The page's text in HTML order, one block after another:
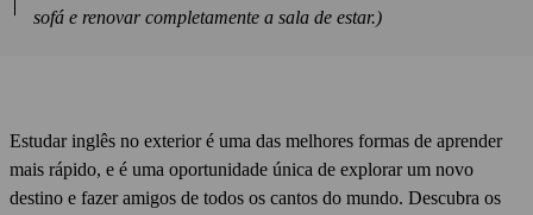
sofá e renovar completamente a sala de estar.)
Estudar inglês no exterior é uma das melhores formas de aprender
mais rápido, e é uma oportunidade única de explorar um novo
destino e fazer amigos de todos os cantos do mundo. Descubra os